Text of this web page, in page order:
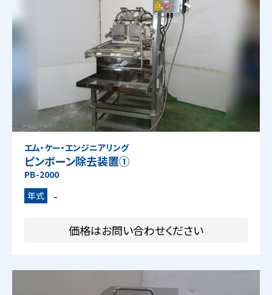
エム・ケー・エンジニアリング
ピンボーン除去装置①
PB-2000
年式
-
価格はお問い合わせください